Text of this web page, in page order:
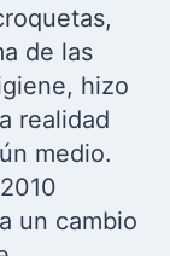
de las
hizo
realidad
medio.
un cambio